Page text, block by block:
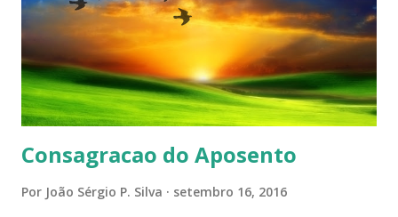
Consagracao do Aposento
Por João Sérgio P. Silva setembro 16, 2016